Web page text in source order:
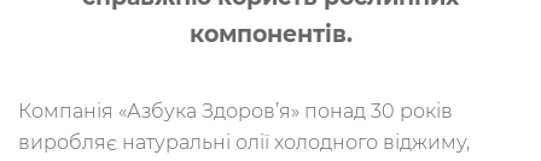
компонентів.
Компанія «Азбука Здоров’я» понад 30 років
виробляє натуральні олії холодного віджиму,